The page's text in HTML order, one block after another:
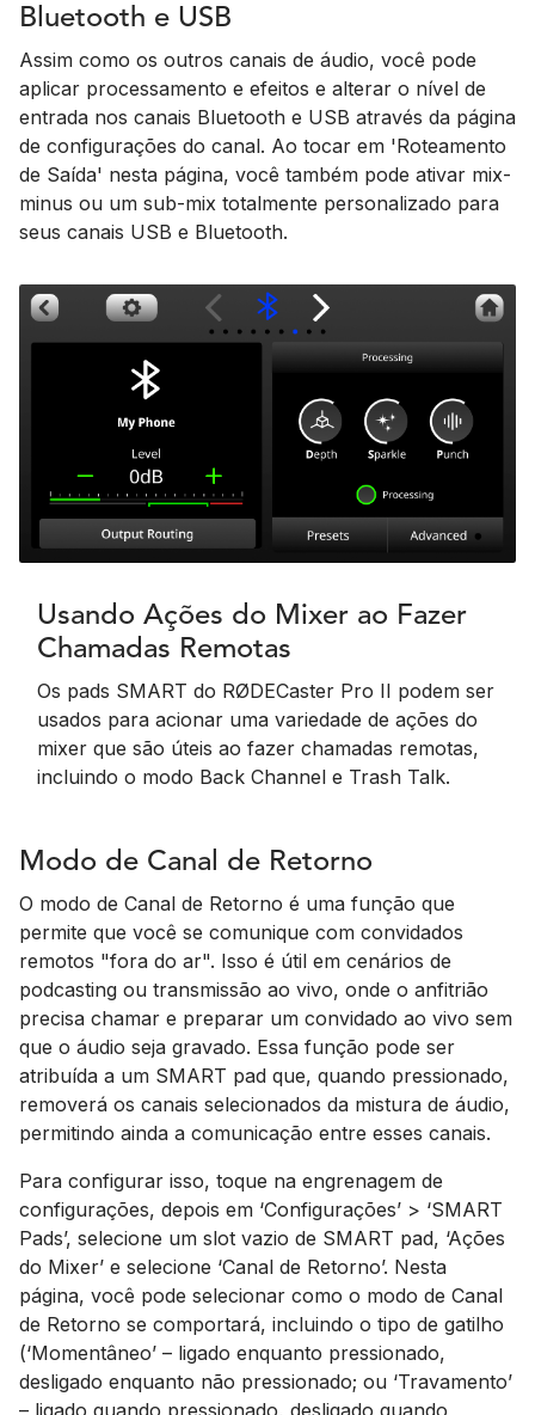
Bluetooth e USB
Assim como os outros canais de áudio, você pode
aplicar processamento e efeitos e alterar o nível de
entrada nos canais Bluetooth e USB através da página
de configurações do canal. Ao tocar em 'Roteamento
de Saída' nesta página, você também pode ativar mix-
minus ou um sub-mix totalmente personalizado para
seus canais USB e Bluetooth.
Usando Ações do Mixer ao Fazer
Chamadas Remotas
Os pads SMART do RØDECaster Pro II podem ser
usados para acionar uma variedade de ações do
mixer que são úteis ao fazer chamadas remotas,
incluindo o modo Back Channel e Trash Talk.
Modo de Canal de Retorno
O modo de Canal de Retorno é uma função que
permite que você se comunique com convidados
remotos "fora do ar". Isso é útil em cenários de
podcasting ou transmissão ao vivo, onde o anfitrião
precisa chamar e preparar um convidado ao vivo sem
que o áudio seja gravado. Essa função pode ser
atribuída a um SMART pad que, quando pressionado,
removerá os canais selecionados da mistura de áudio,
permitindo ainda a comunicação entre esses canais.
Para configurar isso, toque na engrenagem de
configurações, depois em ‘Configurações’ > ‘SMART
Pads’, selecione um slot vazio de SMART pad, ‘Ações
do Mixer’ e selecione ‘Canal de Retorno’. Nesta
página, você pode selecionar como o modo de Canal
de Retorno se comportará, incluindo o tipo de gatilho
(‘Momentâneo’ – ligado enquanto pressionado,
desligado enquanto não pressionado; ou ‘Travamento’